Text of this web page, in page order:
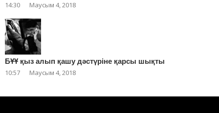
14:30 Маусым 4, 2018
БҰҰ қыз алып қашу дәстүріне қарсы шықты
10:57 Маусым 4, 2018